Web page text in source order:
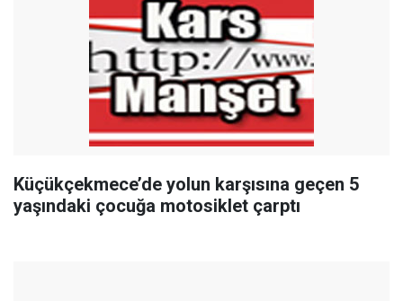
Küçükçekmece’de yolun karşısına geçen 5
yaşındaki çocuğa motosiklet çarptı